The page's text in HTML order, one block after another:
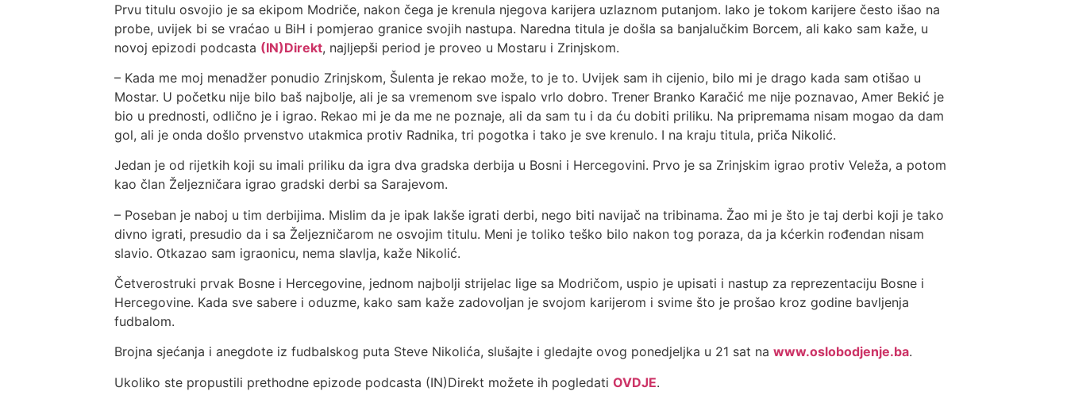
Prvu titulu osvojio je sa ekipom Modriče, nakon čega je krenula njegova karijera uzlaznom putanjom. Iako je tokom karijere često išao na
probe, uvijek bi se vraćao u BiH i pomjerao granice svojih nastupa. Naredna titula je došla sa banjalučkim Borcem, ali kako sam kaže, u
novoj epizodi podcasta (IN)Direkt, najljepši period je proveo u Mostaru i Zrinjskom.
– Kada me moj menadžer ponudio Zrinjskom, Šulenta je rekao može, to je to. Uvijek sam ih cijenio, bilo mi je drago kada sam otišao u
Mostar. U početku nije bilo baš najbolje, ali je sa vremenom sve ispalo vrlo dobro. Trener Branko Karačić me nije poznavao, Amer Bekić je
bio u prednosti, odlično je i igrao. Rekao mi je da me ne poznaje, ali da sam tu i da ću dobiti priliku. Na pripremama nisam mogao da dam
gol, ali je onda došlo prvenstvo utakmica protiv Radnika, tri pogotka i tako je sve krenulo. I na kraju titula, priča Nikolić.
Jedan je od rijetkih koji su imali priliku da igra dva gradska derbija u Bosni i Hercegovini. Prvo je sa Zrinjskim igrao protiv Veleža, a potom
kao član Željezničara igrao gradski derbi sa Sarajevom.
– Poseban je naboj u tim derbijima. Mislim da je ipak lakše igrati derbi, nego biti navijač na tribinama. Žao mi je što je taj derbi koji je tako
divno igrati, presudio da i sa Željezničarom ne osvojim titulu. Meni je toliko teško bilo nakon tog poraza, da ja kćerkin rođendan nisam
slavio. Otkazao sam igraonicu, nema slavlja, kaže Nikolić.
Četverostruki prvak Bosne i Hercegovine, jednom najbolji strijelac lige sa Modričom, uspio je upisati i nastup za reprezentaciju Bosne i
Hercegovine. Kada sve sabere i oduzme, kako sam kaže zadovoljan je svojom karijerom i svime što je prošao kroz godine bavljenja
fudbalom.
Brojna sjećanja i anegdote iz fudbalskog puta Steve Nikolića, slušajte i gledajte ovog ponedjeljka u 21 sat nawww.oslobodjenje.ba.
Ukoliko ste propustili prethodne epizode podcasta (IN)Direkt možete ih pogledatiOVDJE.